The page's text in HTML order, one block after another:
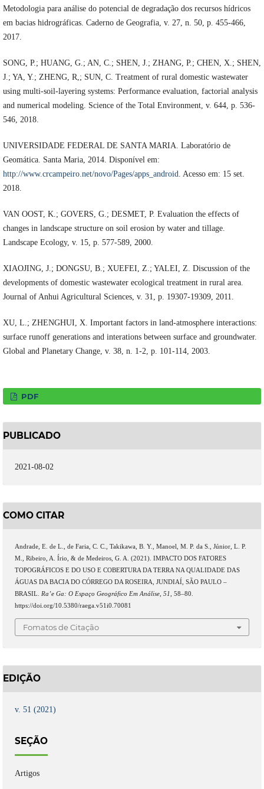
Metodologia para análise do potencial de degradação dos recursos hídricos
em bacias hidrográficas. Caderno de Geografia, v. 27, n. 50, p. 455-466,
2017.
SONG, P.; HUANG, G.; AN, C.; SHEN, J.; ZHANG, P.; CHEN, X.; SHEN,
J.; YA, Y.; ZHENG, R,; SUN, C. Treatment of rural domestic wastewater
using multi-soil-layering systems: Performance evaluation, factorial analysis
and numerical modeling. Science of the Total Environment, v. 644, p. 536-
546, 2018.
UNIVERSIDADE FEDERAL DE SANTA MARIA. Laboratório de
Geomática. Santa Maria, 2014. Disponível em:
http://www.crcampeiro.net/novo/Pages/apps_android. Acesso em: 15 set.
2018.
VAN OOST, K.; GOVERS, G.; DESMET, P. Evaluation the effects of
changes in landscape structure on soil erosion by water and tillage.
Landscape Ecology, v. 15, p. 577-589, 2000.
XIAOJING, J.; DONGSU, B.; XUEFEI, Z.; YALEI, Z. Discussion of the
developments of domestic wastewater ecological treatment in rural area.
Journal of Anhui Agricultural Sciences, v. 31, p. 19307-19309, 2011.
XU, L.; ZHENGHUI, X. Important factors in land-atmosphere interactions:
surface runoff generations and interations between surface and groundwater.
Global and Planetary Change, v. 38, n. 1-2, p. 101-114, 2003.
PDF
PUBLICADO
2021-08-02
COMO CITAR
Andrade, E. de L., de Faria, C. C., Takikawa, B. Y., Manoel, M. P. da S., Júnior, L. P.
M., Ribeiro, A. Írio, & de Medeiros, G. A. (2021). IMPACTO DOS FATORES
TOPOGRÁFICOS E DO USO E COBERTURA DA TERRA NA QUALIDADE DAS
ÁGUAS DA BACIA DO CÓRREGO DA ROSEIRA, JUNDIAÍ, SÃO PAULO –
BRASIL. Ra’e Ga: O Espaço Geográfico Em Análise, 51
, 58–80.
https://doi.org/10.5380/raega.v51i0.70081
Fomatos de Citação
EDIÇÃO
v. 51 (2021)
SEÇÃO
Artigos